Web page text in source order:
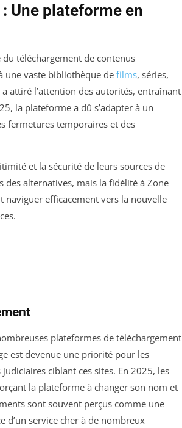
Une plateforme en
téléchargement de contenus
une vaste bibliothèque defilms, séries,
attiré l’attention des autorités, entraînant
la plateforme a dû s’adapter à un
fermetures temporaires et des
et la sécurité de leurs sources de
alternatives, mais la fidélité à Zone
naviguer efficacement vers la nouvelle
plateformes de téléchargement
est devenue une priorité pour les
ciblant ces sites. En 2025, les
la plateforme à changer son nom et
sont souvent perçus comme une
service cher à de nombreux